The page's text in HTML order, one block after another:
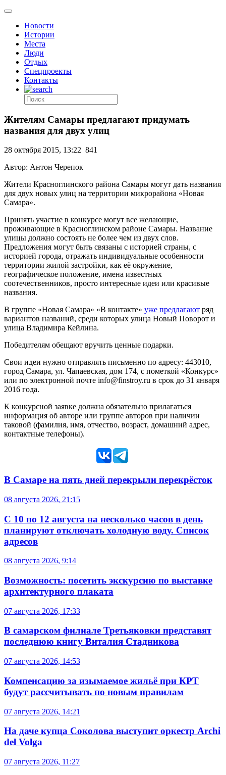
Новости
Истории
Места
Люди
Отдых
Спецпроекты
Контакты
Жителям Самары предлагают придумать
названия для двух улиц
28 октября 2015, 13:22 841
Автор: Антон Черепок
Жители Красноглинского района Самары могут дать названия
для двух новых улиц на территории микрорайона «Новая
Самара».
Принять участие в конкурсе могут все желающие,
проживающие в Красноглинском районе Самары. Название
улицы должно состоять не более чем из двух слов.
Предложения могут быть связаны с историей страны, с
историей города, отражать индивидуальные особенности
территории жилой застройки, как её окружение,
географическое положение, имена известных
соотечественников, просто интересные идеи или красивые
названия.
В группе «Новая Самара» «В контакте» уже предлагают ряд
вариантов названий, среди которых улица Новый Поворот и
улица Владимира Кейлина.
Победителям обещают вручить ценные подарки.
Свои идеи нужно отправлять письменно по адресу: 443010,
город Самара, ул. Чапаевская, дом 174, с пометкой «Конкурс»
или по электронной почте info@finstroy.ru в срок до 31 января
2016 года.
К конкурсной заявке должна обязательно прилагаться
информация об авторе или группе авторов при наличии
таковой (фамилия, имя, отчество, возраст, домашний адрес,
контактные телефоны).
В Самаре на пять дней перекрыли перекрёсток
08 августа 2026, 21:15
С 10 по 12 августа на несколько часов в день
планируют отключать холодную воду. Список
адресов
08 августа 2026, 9:14
Возможность: посетить экскурсию по выставке
архитектурного плаката
07 августа 2026, 17:33
В самарском филиале Третьяковки представят
последнюю книгу Виталия Стадникова
07 августа 2026, 14:53
Компенсацию за изымаемое жильё при КРТ
будут рассчитывать по новым правилам
07 августа 2026, 14:21
На даче купца Соколова выступит оркестр Archi
del Volga
07 августа 2026, 11:27